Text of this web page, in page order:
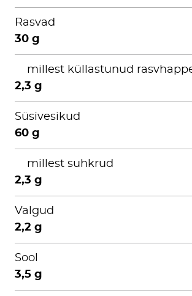
Rasvad
30 g
millest küllastunud
2,3 g
Süsivesikud
60 g
millest suhkrud
2,3 g
Valgud
2,2 g
Sool
3,5 g